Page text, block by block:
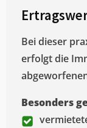
Bei dieser
erfolgt die
Besonders